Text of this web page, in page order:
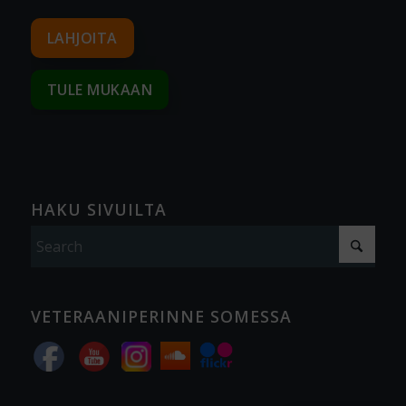
LAHJOITA
TULE MUKAAN
HAKU SIVUILTA
VETERAANIPERINNE SOMESSA